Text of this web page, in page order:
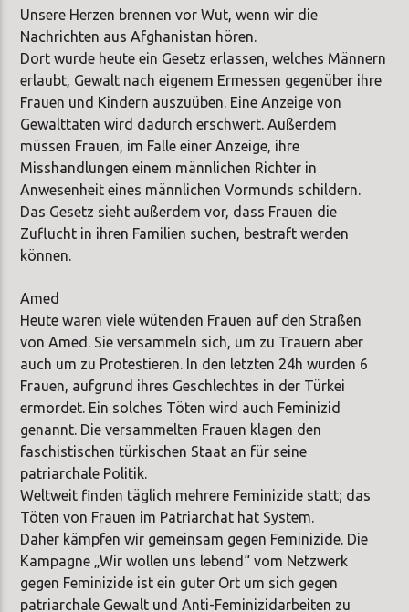
Unsere Herzen brennen vor Wut, wenn wir die
Nachrichten aus Afghanistan hören.
Dort wurde heute ein Gesetz erlassen, welches Männern
erlaubt, Gewalt nach eigenem Ermessen gegenüber ihre
Frauen und Kindern auszuüben. Eine Anzeige von
Gewalttaten wird dadurch erschwert. Außerdem
müssen Frauen, im Falle einer Anzeige, ihre
Misshandlungen einem männlichen Richter in
Anwesenheit eines männlichen Vormunds schildern.
Das Gesetz sieht außerdem vor, dass Frauen die
Zuflucht in ihren Familien suchen, bestraft werden
können.
Amed
Heute waren viele wütenden Frauen auf den Straßen
von Amed. Sie versammeln sich, um zu Trauern aber
auch um zu Protestieren. In den letzten 24h wurden 6
Frauen, aufgrund ihres Geschlechtes in der Türkei
ermordet. Ein solches Töten wird auch Feminizid
genannt. Die versammelten Frauen klagen den
faschistischen türkischen Staat an für seine
patriarchale Politik.
Weltweit finden täglich mehrere Feminizide statt; das
Töten von Frauen im Patriarchat hat System.
Daher kämpfen wir gemeinsam gegen Feminizide. Die
Kampagne „Wir wollen uns lebend“ vom Netzwerk
gegen Feminizide ist ein guter Ort um sich gegen
patriarchale Gewalt und Anti-Feminizidarbeiten zu